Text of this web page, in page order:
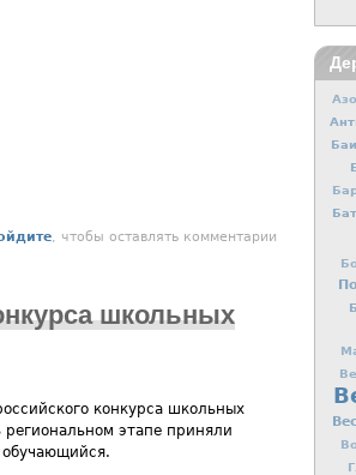
1942 году (рассекреченый документ 1941
, чтобы оставлять комментарии
школьных
конкурса школьных
этапе приняли
обучающийся.
Баи